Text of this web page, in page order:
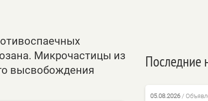
Микрочастицы из
высвобождения
Последние
05.08.2026/